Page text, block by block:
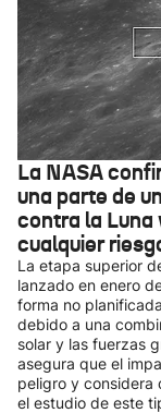
La NASA
una parte de
contra la Luna
cualquier
La etapa superior
lanzado en enero
forma no
debido a una
solar y las fuerzas
asegura que el
peligro y considera
el estudio de este